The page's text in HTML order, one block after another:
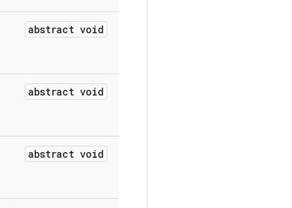
abstract void
abstract void
abstract void